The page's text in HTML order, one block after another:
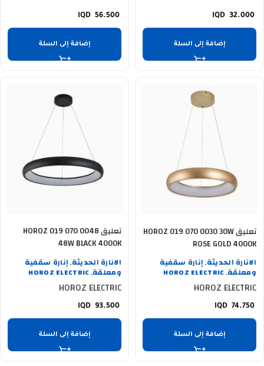
32.000
إضافة إلى السلة
56.500
إضافة إلى السلة
تعليق HOROZ 019 070 0030 30W
ROSE GOLD 4000K
الانارة الحديثة, إنارة سقفية
ومعلقة,
HOROZ ELECTRIC
HOROZ ELECTRIC
74.750
إضافة إلى السلة
تعليق HOROZ 019 070 0048
48W BLACK 4000K
الانارة الحديثة, إنارة سقفية
ومعلقة,
HOROZ ELECTRIC
HOROZ ELECTRIC
93.500
إضافة إلى السلة